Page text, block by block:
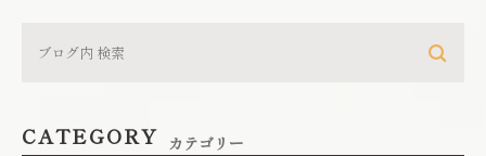
CATEGORY カテゴリー